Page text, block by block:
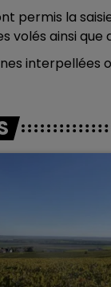
permis la
volés ainsi que
interpellées